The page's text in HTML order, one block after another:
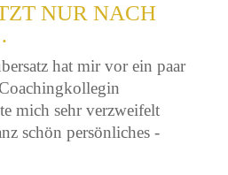
NUR NACH
hat mir vor ein paar
mich sehr verzweifelt
schön persönliches -